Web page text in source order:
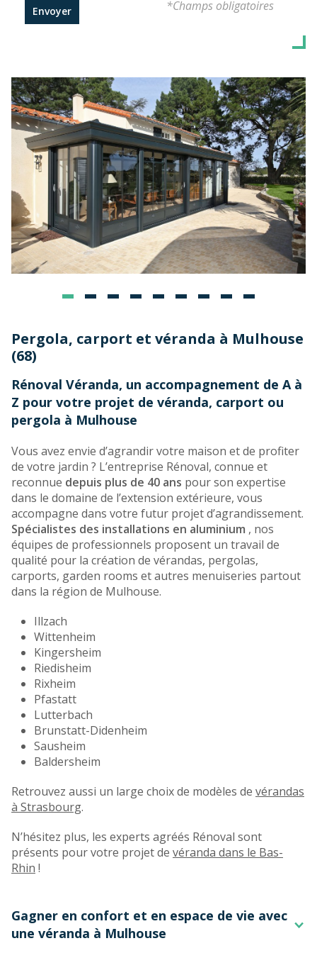
Envoyer *Champs obligatoires
Pergola, carport et véranda à Mulhouse
(68)
Rénoval Véranda, un accompagnement de A à
Z pour votre projet de véranda, carport ou
pergola à Mulhouse
Vous avez envie d’agrandir votre maison et de profiter
de votre jardin ? L’entreprise Rénoval, connue et
reconnue depuis plus de 40 ans pour son expertise
dans le domaine de l’extension extérieure, vous
accompagne dans votre futur projet d’agrandissement.
Spécialistes des installations en aluminium , nos
équipes de professionnels proposent un travail de
qualité pour la création de vérandas, pergolas,
carports, garden rooms et autres menuiseries partout
dans la région de Mulhouse.
Illzach
Wittenheim
Kingersheim
Riedisheim
Rixheim
Pfastatt
Lutterbach
Brunstatt-Didenheim
Sausheim
Baldersheim
Retrouvez aussi un large choix de modèles de vérandas
à Strasbourg.
N’hésitez plus, les experts agréés Rénoval sont
présents pour votre projet de véranda dans le Bas-
Rhin !
Gagner en confort et en espace de vie avec
une véranda à Mulhouse